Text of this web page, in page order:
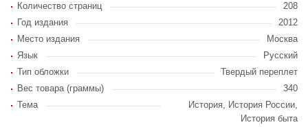
Количество страниц
208
Год издания
2012
Место издания
Москва
Язык
Русский
Тип обложки
Твердый переплет
Вес товара (граммы)
340
Тема
История, История России,
История быта